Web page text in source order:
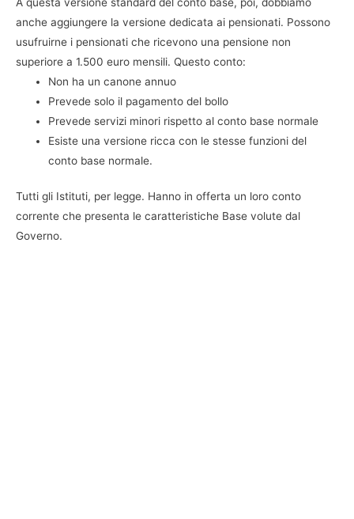
anche aggiungere la versione dedicata ai pensionati. Possono
usufruirne i pensionati che ricevono una pensione non
superiore a 1.500 euro mensili. Questo conto:
Non ha un canone annuo
Prevede solo il pagamento del bollo
Prevede servizi minori rispetto al conto base normale
Esiste una versione ricca con le stesse funzioni del
conto base normale.
Tutti gli Istituti, per legge. Hanno in offerta un loro conto
corrente che presenta le caratteristiche Base volute dal
Governo.